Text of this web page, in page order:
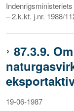
– 2.k.kt. j.nr. 1988/
87.3.9.
19-06-1987